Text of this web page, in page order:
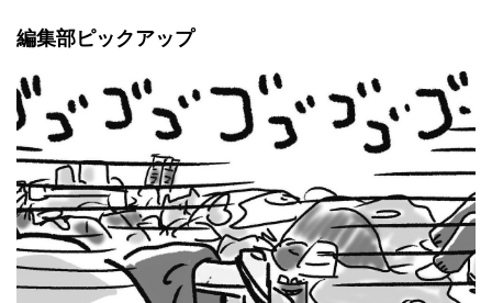
編集部ピックアップ